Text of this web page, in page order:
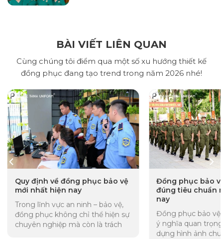
BÀI VIẾT LIÊN QUAN
Cùng chúng tôi điểm qua một số xu hướng thiết kế
đồng phục đang tạo trend trong năm 2026 nhé!
Quy định về đồng phục bảo vệ
mới nhất hiện nay
Trong lĩnh vực an ninh – bảo vệ,
đồng phục không chỉ thể hiện sự
chuyên nghiệp mà còn là trách
Đồng phục bảo
đúng tiêu chuẩn
nay
Đồng phục bảo vệ
ý nghĩa quan
dựng hình ảnh